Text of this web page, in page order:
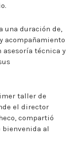
una duración de,
acompañamiento
asesoría técnica y
taller de
el director
compartió
al